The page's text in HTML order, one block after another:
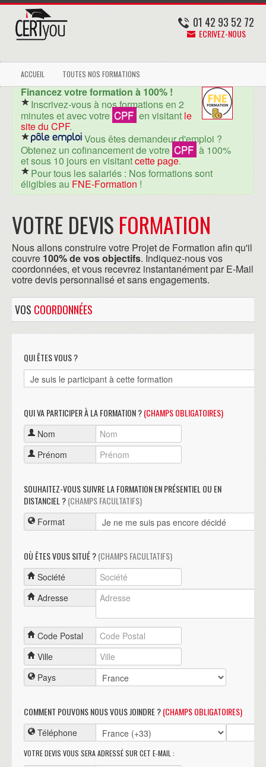
01 42 93 52 72
ECRIVEZ-NOUS
ACCUEIL TOUTES NOS FORMATIONS
Financez votre formation à 100% !
Inscrivez-vous à nos formations en 2
minutes et avec votre CPF en visitant le
site du CPF.
Vous êtes demandeur d'emploi ?
Obtenez un cofinancement de votre CPF à 100%
et sous 10 jours en visitantcette page.
Pour tous les salariés : Nos formations sont
éligibles au FNE-Formation !
VOTRE DEVIS FORMATION
Nous allons construire votre Projet de Formation afin qu'il
couvre 100% de vos objectifs. Indiquez-nous vos
coordonnées, et vous recevrez instantanément par E-Mail
votre devis personnalisé et sans engagements.
VOS COORDONNÉES
QUI ÊTES VOUS ?
QUI VA PARTICIPER À LA FORMATION ?(CHAMPS OBLIGATOIRES)
Nom
Prénom
SOUHAITEZ-VOUS SUIVRE LA FORMATION EN PRÉSENTIEL OU EN
DISTANCIEL ?(CHAMPS FACULTATIFS)
Format
OÙ ÊTES VOUS SITUÉ ?(CHAMPS FACULTATIFS)
Société
Adresse
Code Postal
Ville
Pays
COMMENT POUVONS NOUS VOUS JOINDRE ?(CHAMPS OBLIGATOIRES)
Téléphone
VOTRE DEVIS VOUS SERA ADRESSÉ SUR CET E-MAIL :